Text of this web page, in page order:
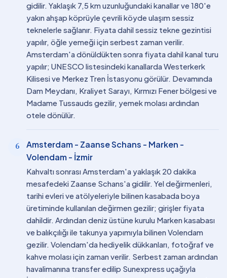
gidilir. Yaklaşık 7,5 km uzunluğundaki kanallar ve 180'e
yakın ahşap köprüyle çevrili köyde ulaşım sessiz
teknelerle sağlanır. Fiyata dahil sessiz tekne gezintisi
yapılır, öğle yemeği için serbest zaman verilir.
Amsterdam'a dönüldükten sonra fiyata dahil kanal turu
yapılır; UNESCO listesindeki kanallarda Westerkerk
Kilisesi ve Merkez Tren İstasyonu görülür. Devamında
Dam Meydanı, Kraliyet Sarayı, Kırmızı Fener bölgesi ve
Madame Tussauds gezilir, yemek molası ardından
otele dönülür.
6
Amsterdam - Zaanse Schans - Marken -
Volendam - İzmir
Kahvaltı sonrası Amsterdam'a yaklaşık 20 dakika
mesafedeki Zaanse Schans'a gidilir. Yel değirmenleri,
tarihi evleri ve atölyeleriyle bilinen kasabada boya
üretiminde kullanılan değirmen gezilir; girişler fiyata
dahildir. Ardından deniz üstüne kurulu Marken kasabası
ve balıkçılığı ile takunya yapımıyla bilinen Volendam
gezilir. Volendam'da hediyelik dükkanları, fotoğraf ve
kahve molası için zaman verilir. Serbest zaman ardından
havalimanına transfer edilip Sunexpress uçağıyla